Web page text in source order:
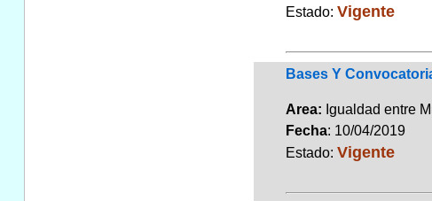
Estado: Vigente
Bases Y
Area: Igualdad entre
Fecha: 10/04/2019
Estado: Vigente